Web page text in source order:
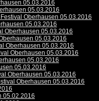
05.03.2016
05.03.2016
Oberhausen 05.03.2016
05.03.2016
Oberhausen 05.03.2016
05.03.2016
Oberhausen 05.03.2016
Oberhausen 05.03.2016
05.03.2016
05.03.2016
Oberhausen 05.03.2016
Oberhausen 05.03.2016
05.02.2016